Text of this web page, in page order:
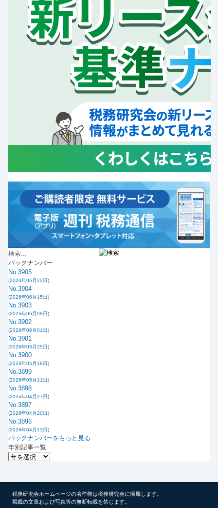
バックナンバー
No.3905
(2026年06月22日)
No.3904
(2026年06月15日)
No.3903
(2026年06月08日)
No.3902
(2026年06月01日)
No.3901
(2026年05月25日)
No.3900
(2026年05月18日)
No.3899
(2026年05月11日)
No.3898
(2026年04月27日)
No.3897
(2026年04月20日)
No.3896
(2026年04月13日)
バックナンバーをもっと見る
年別記事一覧
税務研究会ホームページの著作権は税務研究会に帰属します。
掲載の文章および写真等の無断転載を禁じます。